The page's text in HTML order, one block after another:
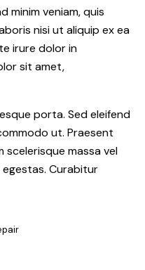
minim veniam, quis
nisi ut aliquip ex ea
irure dolor in
sit amet,
porta. Sed eleifend
ut. Praesent
scelerisque massa vel
Curabitur